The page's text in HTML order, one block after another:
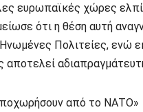
ευρωπαϊκές χώρες
ότι η θέση αυτή
Πολιτείες, ενώ
αποτελεί
από το ΝΑΤΟ»